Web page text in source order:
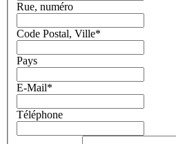
Rue, numéro
Code Postal, Ville*
Pays
E-Mail*
Téléphone